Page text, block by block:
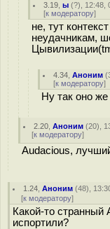
3.19 ,ы (?), 12:48,
[к модератору]
не, тут
неудачникам,
4.34 ,Аноним (
[к модератору]
Ну так оно
2.20 ,Аноним (20),
[к модератору]
Audacious,
1.24 ,Аноним (48),
[к модератору]
Какой-то странный
испортили?